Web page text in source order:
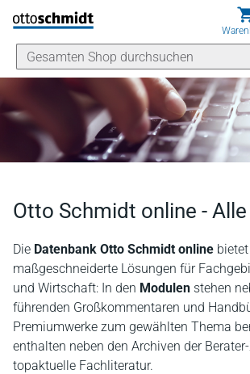
Direkt zum Inhalt
Otto Schmidt online -
Die Datenbank Otto Schmidt online bietet
maßgeschneiderte Lösungen für
und Wirtschaft: In den Modulen stehen
führenden Großkommentaren und
Premiumwerke zum gewählten Thema
enthalten neben den Archiven der
topaktuelle Fachliteratur.